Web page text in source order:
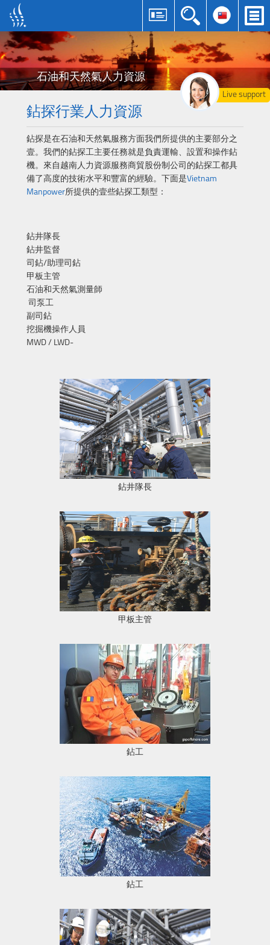
Live support
石油和天然氣人力資源
鉆探行業人力資源
鉆探是在石油和天然氣服務方面我們所提供的主要部分之
壹。我們的鉆探工主要任務就是負責運輸、設置和操作鉆
機。來自越南人力資源服務商貿股份制公司的鉆探工都具
備了高度的技術水平和豐富的經驗。下面是Vietnam
Manpower所提供的壹些鉆探工類型：
鉆井隊長
鉆井監督
司鉆/助理司鉆
甲板主管
石油和天然氣測量師
司泵工
副司鉆
挖掘機操作人員
MWD / LWD-
鉆井隊長
甲板主管
鉆工
鉆工